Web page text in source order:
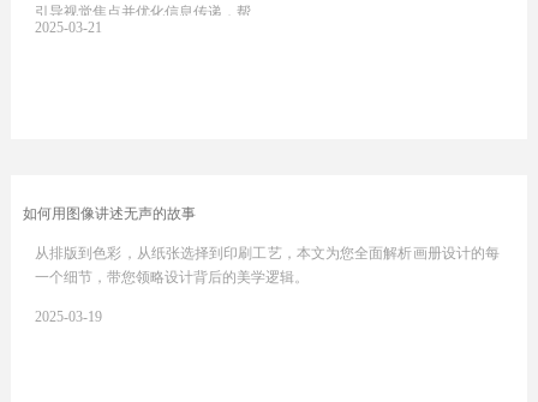
引导视觉焦点并优化信息传递，帮…
2025-03-21
如何用图像讲述无声的故事
从排版到色彩，从纸张选择到印刷工艺，本文为您全面解析画册设计的每
一个细节，带您领略设计背后的美学逻辑。
2025-03-19